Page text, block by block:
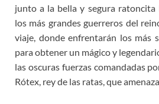
junto a la bella y segura ratoncita
los más grandes guerreros del
viaje, donde enfrentarán los más
para obtener un mágico y
las oscuras fuerzas comandadas
Rótex, rey de las ratas, que